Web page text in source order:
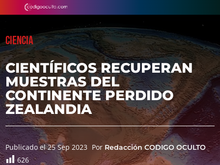
CIENCIA
CIENTÍFICOS RECUPERAN
MUESTRAS DEL
CONTINENTE PERDIDO
ZEALANDIA
Publicado el 25 Sep 2023 Por Redacción CODIGO OCULTO
626